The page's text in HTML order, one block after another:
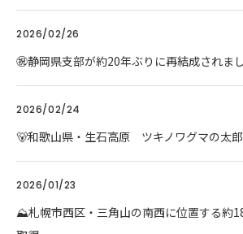
2026/02/26
㊗️静岡県支部が約20年ぶりに再結成されま
2026/02/24
🐻和歌山県・生石高原 ツキノワグマの太郎
2026/01/23
⛰️札幌市西区・三角山の南西に位置する約